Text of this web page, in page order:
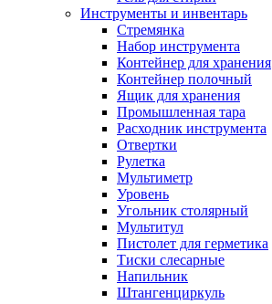
Инструменты и инвентарь
Стремянка
Набор инструмента
Контейнер для хранения
Контейнер полочный
Ящик для хранения
Промышленная тара
Расходник инструмента
Отвертки
Рулетка
Мультиметр
Уровень
Угольник столярный
Мультитул
Пистолет для герметика
Тиски слесарные
Напильник
Штангенциркуль